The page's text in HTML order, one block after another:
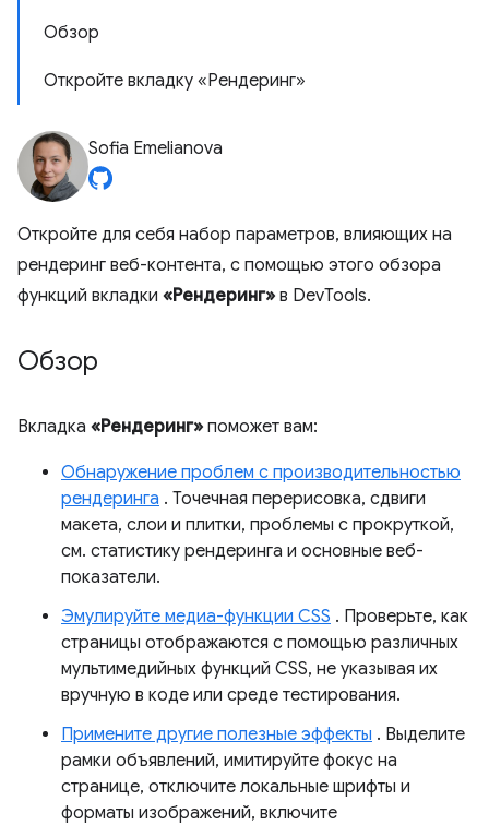
Обзор
Откройте вкладку «Рендеринг»
Sofia Emelianova
Откройте для себя набор параметров, влияющих на
рендеринг веб-контента, с помощью этого обзора
функций вкладки «Рендеринг» в DevTools.
Обзор
Вкладка «Рендеринг» поможет вам:
Обнаружение проблем с производительностью
рендеринга . Точечная перерисовка, сдвиги
макета, слои и плитки, проблемы с прокруткой,
см. статистику рендеринга и основные веб-
показатели.
Эмулируйте медиа-функции CSS . Проверьте, как
страницы отображаются с помощью различных
мультимедийных функций CSS, не указывая их
вручную в коде или среде тестирования.
Примените другие полезные эффекты . Выделите
рамки объявлений, имитируйте фокус на
странице, отключите локальные шрифты и
форматы изображений, включите